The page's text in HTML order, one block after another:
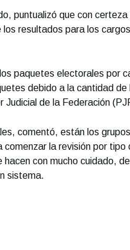
puntualizó que con
resultados para los
paquetes electorales por
debido a la cantidad
Judicial de la Federación
comentó, están los
comenzar la revisión por
con mucho cuidado,
sistema.